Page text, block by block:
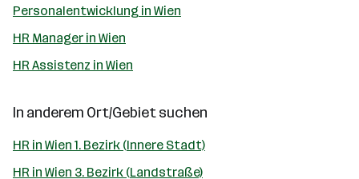
Personalentwicklung in Wien
HR Manager in Wien
HR Assistenz in Wien
In anderem Ort/Gebiet suchen
HR in Wien 1. Bezirk (Innere Stadt)
HR in Wien 3. Bezirk (Landstraße)